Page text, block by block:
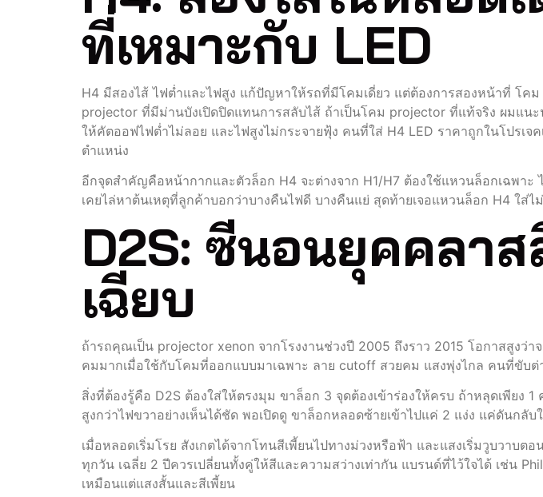
ที่เหมาะกับ LED
H4 มีสองไส้ ไฟต่ำและไฟสูง แก้ปัญหาให้รถที่มีโคมเดี่ยว แต่ต้องการสองหน้าที่ โค
projector ที่มีม่านบังเปิดปิดแทนการสลับไส้ ถ้าเป็นโคม projector ที่แท้จริง ผมแน
ให้คัตออฟไฟต่ำไม่ลอย และไฟสูงไม่กระจายฟุ้ง คนที่ใส่ H4 LED ราคาถูกในโปรเ
ตำแหน่ง
อีกจุดสำคัญคือหน้ากากและตัวล็อก H4 จะต่างจาก H1/H7 ต้องใช้แหวนล็อกเฉพา
เคยไล่หาต้นเหตุที่ลูกค้าบอกว่าบางคืนไฟดี บางคืนแย่ สุดท้ายเจอแหวนล็อก H4 ใส่
D2S: ซีนอนยุคคลา
เฉียบ
ถ้ารถคุณเป็น projector xenon จากโรงงานช่วงปี 2005 ถึงราว 2015 โอกาสสูง
คมมากเมื่อใช้กับโคมที่ออกแบบมาเฉพาะ ลาย cutoff สวยคม แสงพุ่งไกล คนที่ขับต่
สิ่งที่ต้องรู้คือ D2S ต้องใส่ให้ตรงมุม ขาล็อก 3 จุดต้องเข้าร่องให้ครบ ถ้าหลุดเพียง
สูงกว่าไฟขวาอย่างเห็นได้ชัด พอเปิดดู ขาล็อกหลอดซ้ายเข้าไปแค่ 2 แง่ง แค่ดันกลับ
เมื่อหลอดเริ่มโรย สังเกตได้จากโทนสีเพี้ยนไปทางม่วงหรือฟ้า และแสงเริ่มวูบวา
ทุกวัน เฉลี่ย 2 ปีควรเปลี่ยนทั้งคู่ให้สีและความสว่างเท่ากัน แบรนด์ที่ไว้ใจได้ เช่น
เหมือนแต่แสงสั้นและสีเพี้ยน